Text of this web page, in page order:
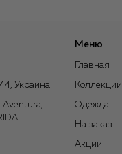
Украина
Aventura,
Меню
Главная
Коллекции
Одежда
На заказ
Акции